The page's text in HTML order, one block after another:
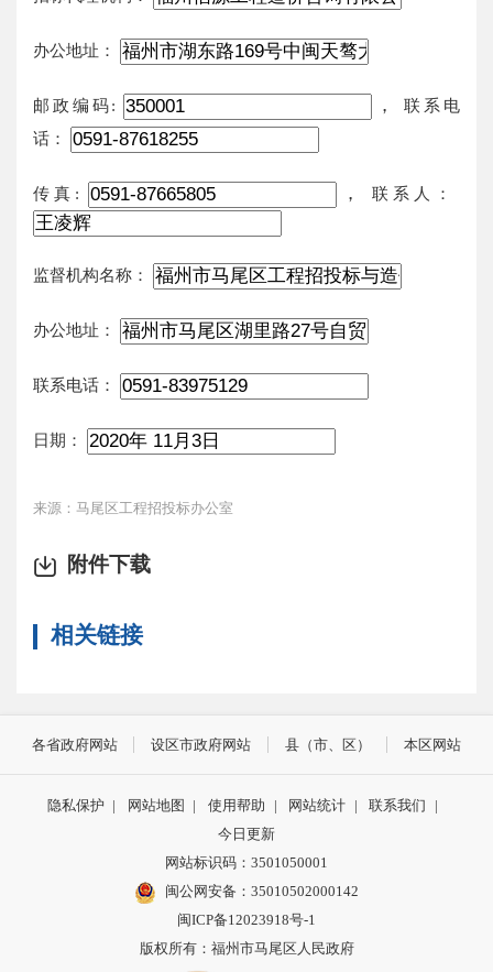
办公地址：
邮政编码: ，
联系电
话：
传真: ， 联系人：
监督机构名称：
办公地址：
联系电话：
日期：
来源：马尾区工程招投标办公室
附件下载
相关链接
各省政府网站 设区市政府网站 县（市、区） 本区网站
隐私保护 | 网站地图 | 使用帮助 | 网站统计 | 联系我们
|
今日更新
网站标识码：3501050001
闽公网安备：35010502000142
闽ICP备12023918号-1
版权所有：福州市马尾区人民政府